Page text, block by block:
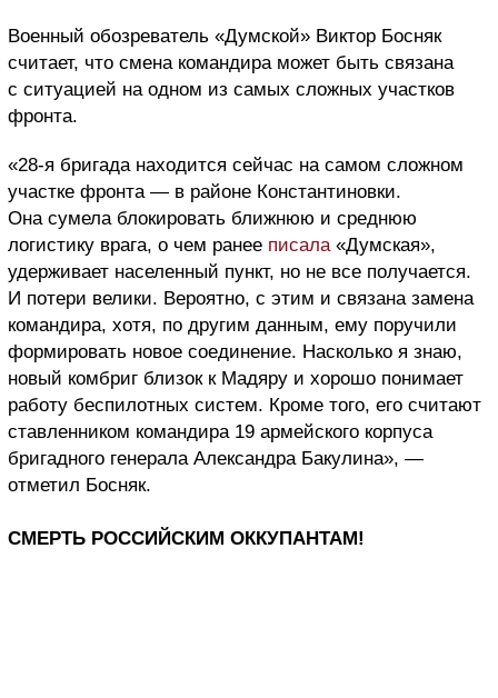
Военный обозреватель «Думской» Виктор Босняк
считает, что смена командира может быть связана
с ситуацией на одном из самых сложных участков
фронта.
«28-я бригада находится сейчас на самом сложном
участке фронта — в районе Константиновки.
Она сумела блокировать ближнюю и среднюю
логистику врага, о чем ранее писала «Думская»,
удерживает населенный пункт, но не все получается.
И потери велики. Вероятно, с этим и связана замена
командира, хотя, по другим данным, ему поручили
формировать новое соединение. Насколько я знаю,
новый комбриг близок к Мадяру и хорошо понимает
работу беспилотных систем. Кроме того, его считают
ставленником командира 19 армейского корпуса
бригадного генерала Александра Бакулина», —
отметил Босняк.
СМЕРТЬ РОССИЙСКИМ ОККУПАНТАМ!